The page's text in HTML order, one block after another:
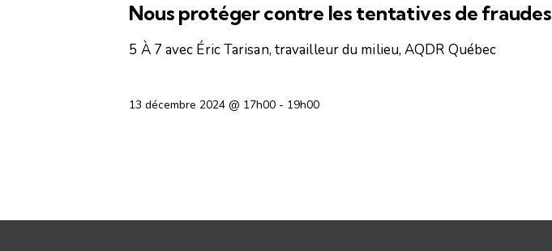
Nous protéger contre les tentatives de fraudes
5 À 7 avec Éric Tarisan, travailleur du milieu, AQDR Québec
13 décembre 2024 @ 17h00 - 19h00